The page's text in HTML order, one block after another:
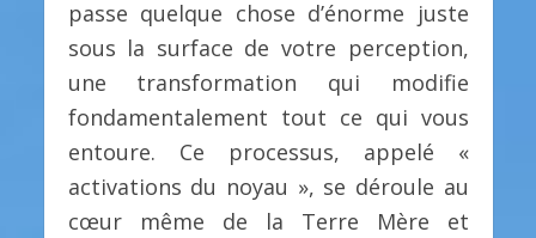
passe quelque chose d’énorme juste
sous la surface de votre perception,
une transformation qui modifie
fondamentalement tout ce qui vous
entoure. Ce processus, appelé «
activations du noyau », se déroule au
cœur même de la Terre Mère et